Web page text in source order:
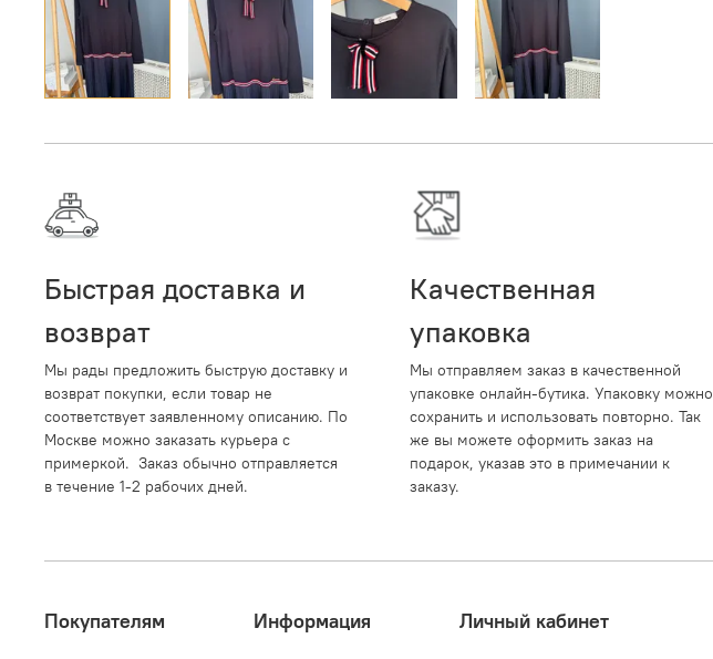
Быстрая доставка и
возврат
Мы рады предложить быструю доставку и
возврат покупки, если товар не
соответствует заявленному описанию. По
Москве можно заказать курьера с
примеркой. Заказ обычно отправляется
в течение 1-2 рабочих дней.
Качественная
упаковка
Мы отправляем заказ в качественной
упаковке онлайн-бутика. Упаковку можно
сохранить и использовать повторно. Так
же вы можете оформить заказ на
подарок, указав это в примечании к
заказу.
Покупателям Информация Личный кабинет